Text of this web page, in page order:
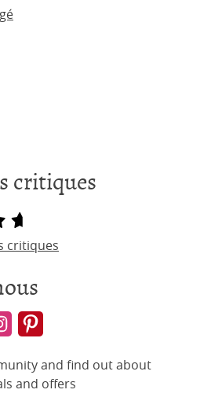
critiques
critiques
and find out about
and offers